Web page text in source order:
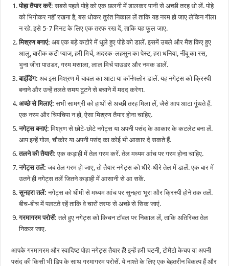
पोहा तैयार करें: सबसे पहले पोहे को एक छलनी में डालकर पानी से अच्छी तरह धो लें. पोहे
को भिगोकर नहीं रखना है, बस धोकर तुरंत निकाल लें ताकि यह नरम हो जाए लेकिन गीला
न रहे. इसे 5-7 मिनट के लिए एक तरफ रख दें, ताकि यह फूल जाए.
मिश्रण बनाएं: अब एक बड़े कटोरे में धुले हुए पोहे को डालें. इसमें उबले और मैश किए हुए
आलू, बारीक कटी प्याज, हरी मिर्च, अदरक-लहसुन का पेस्ट, हरा धनिया, नींबू का रस,
भुना जीरा पाउडर, गरम मसाला, लाल मिर्च पाउडर और नमक डालें.
बाइंडिंग: अब इस मिश्रण में चावल का आटा या कॉर्नफ्लोर डालें. यह नगेट्स को क्रिस्पी
बनाने और उन्हें तलते समय टूटने से बचाने में मदद करेगा.
अच्छे से मिलाएं: सभी सामग्री को हाथों से अच्छी तरह मिला लें, जैसे आप आटा गूंथते हैं.
एक नरम और चिपचिपा न हो, ऐसा मिश्रण तैयार होना चाहिए.
नगेट्स बनाएं: मिश्रण से छोटे-छोटे नगेट्स या अपनी पसंद के आकार के कटलेट बना लें.
आप इन्हें गोल, चौकोर या अपनी पसंद का कोई भी आकार दे सकते हैं.
तलने की तैयारी: एक कड़ाही में तेल गरम करें. तेल मध्यम आंच पर गरम होना चाहिए.
नगेट्स तलें: जब तेल गरम हो जाए, तो तैयार नगेट्स को धीरे-धीरे तेल में डालें. एक बार में
उतने ही नगेट्स तलें जितने कड़ाही में आसानी से आ सकें.
सुनहरा तलें: नगेट्स को धीमी से मध्यम आंच पर सुनहरा भूरा और क्रिस्पी होने तक तलें.
बीच-बीच में पलटते रहें ताकि वे चारों तरफ से अच्छे से सिक जाएं.
गरमागरम परोसें: तले हुए नगेट्स को किचन टॉवल पर निकाल लें, ताकि अतिरिक्त तेल
निकल जाए.
आपके गरमागरम और स्वादिष्ट पोहा नगेट्स तैयार हैं! इन्हें हरी चटनी, टोमैटो केचप या अपनी
पसंद की किसी भी डिप के साथ गरमागरम परोसें. ये नाश्ते के लिए एक बेहतरीन विकल्प हैं और